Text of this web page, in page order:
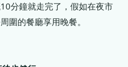
分鐘就走完了，假如在夜市
圍的餐廳享用晚餐。